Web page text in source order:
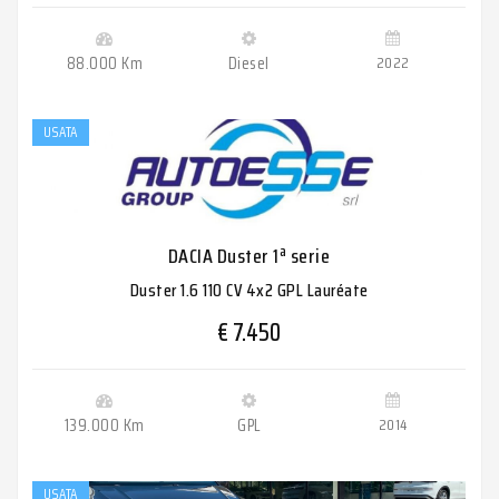
88.000 Km Diesel 2022
USATA
DACIA Duster 1ª serie
Duster 1.6 110 CV 4x2 GPL Lauréate
€ 7.450
139.000 Km GPL 2014
USATA